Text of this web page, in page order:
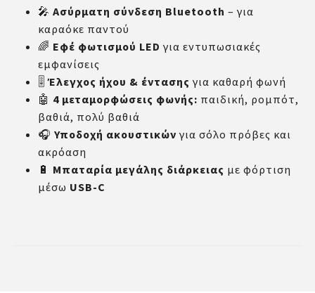
🎤 Ασύρματη σύνδεση Bluetooth – για
καραόκε παντού
🌈 Εφέ φωτισμού LED για εντυπωσιακές
εμφανίσεις
🎚️Έλεγχος ήχου & έντασης για καθαρή φωνή
🤖 4 μεταμορφώσεις φωνής: παιδική, ρομπότ,
βαθιά, πολύ βαθιά
🎧 Υποδοχή ακουστικών για σόλο πρόβες και
ακρόαση
🔋 Μπαταρία μεγάλης διάρκειας με φόρτιση
μέσω USB-C